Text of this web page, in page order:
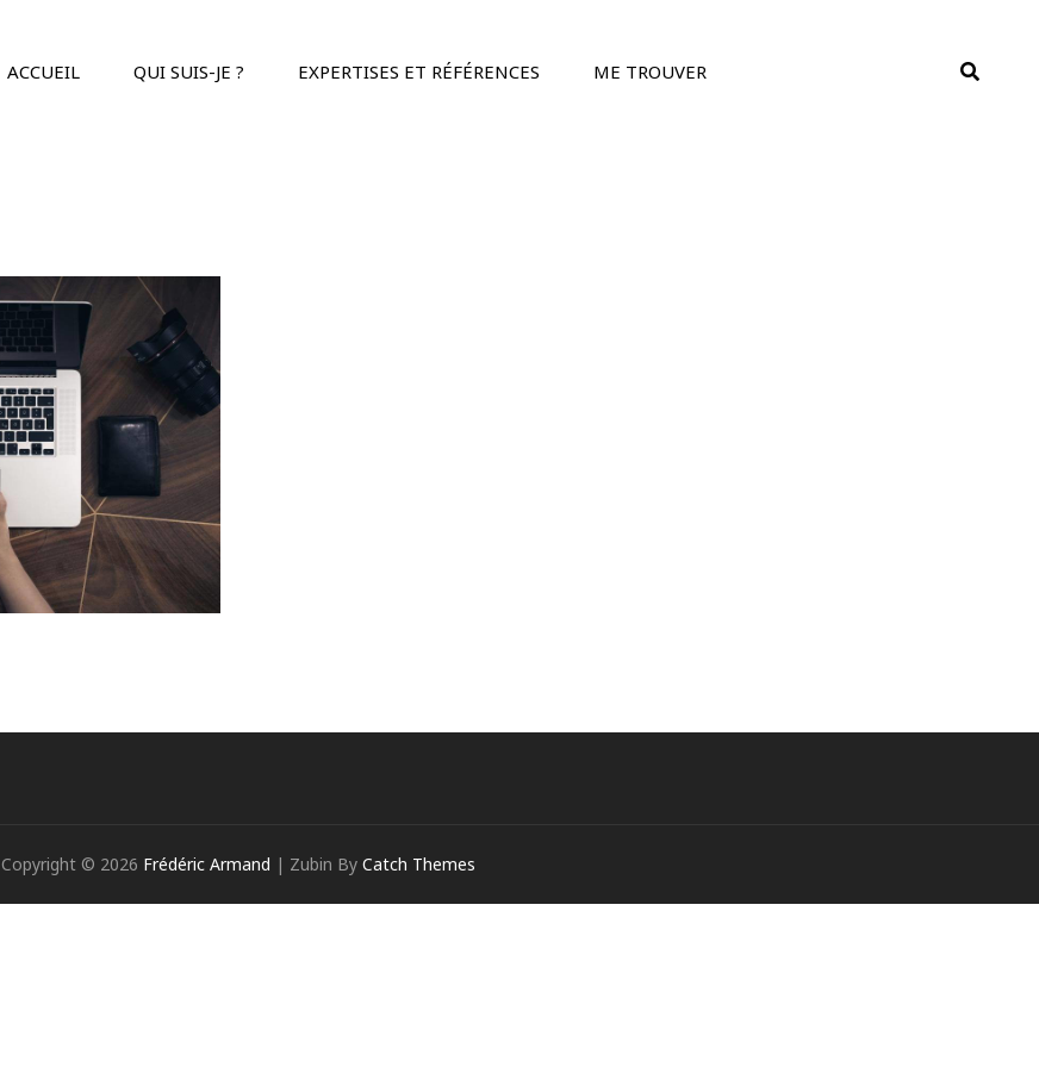
ACCUEIL QUI SUIS-JE ? EXPERTISES ET RÉFÉRENCES ME TROUVER
Copyright © 2026 Frédéric Armand | Zubin By Catch Themes